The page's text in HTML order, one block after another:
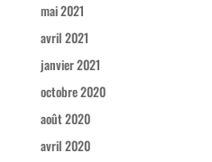
mai 2021
avril 2021
janvier 2021
octobre 2020
août 2020
avril 2020